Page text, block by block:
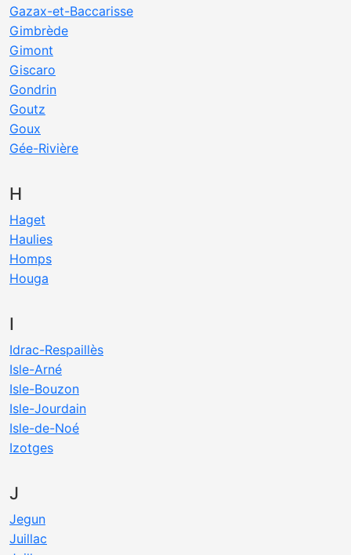
Gazax-et-Baccarisse
Gimbrède
Gimont
Giscaro
Gondrin
Goutz
Goux
Gée-Rivière
H
Haget
Haulies
Homps
Houga
I
Idrac-Respaillès
Isle-Arné
Isle-Bouzon
Isle-Jourdain
Isle-de-Noé
Izotges
J
Jegun
Juillac